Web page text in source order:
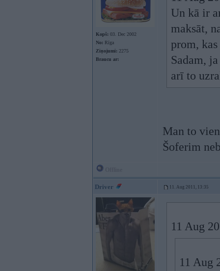
Kopš: 03. Dec 2002
No: Rīga
Ziņojumi: 2275
Braucu ar:
Un kā ir
maksāt,
prom,
Sadam,
arī to
Man to
Šoferim
Driver 11. Aug 2011, 13:35
11 Aug
11 Aug